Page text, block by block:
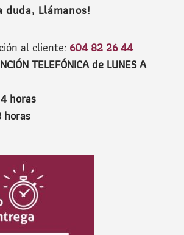
duda, Llámanos!
al cliente: 604 82 26 44
TELEFÓNICA de LUNES A
horas
horas